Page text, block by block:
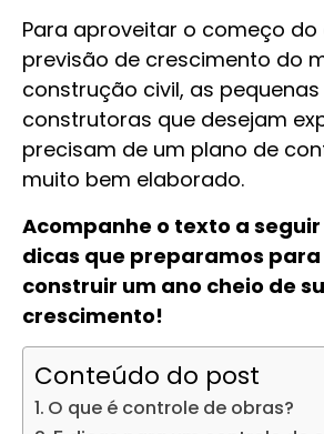
Para aproveitar o começo do
previsão de crescimento do
construção civil, as
construtoras que desejam
precisam de um plano de
muito bem elaborado.
Acompanhe o texto a
dicas que preparamos para
construir um ano cheio de
crescimento!
Conteúdo do post
O que é controle de obras?